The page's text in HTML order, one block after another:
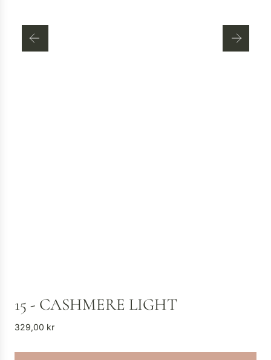
15 - CASHMERE LIGHT
V
n
329,00 kr